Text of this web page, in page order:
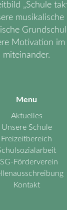
„Schule
musikalische
Motivation im
miteinander.
Menu
Aktuelles
Unsere Schule
Freizeitbereich
Förderverein
Kontakt